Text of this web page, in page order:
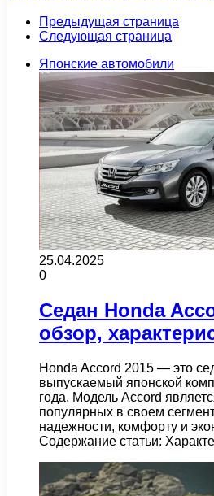
Предыдущая страница
Следующая страница
Японские автомобили
25.04.2025
0
Седан Honda
обзор,
Honda Accord 2015 — это
выпускаемый японской
года. Модель Accord
популярных в своем
надежности, комфорту и
Содержание статьи: